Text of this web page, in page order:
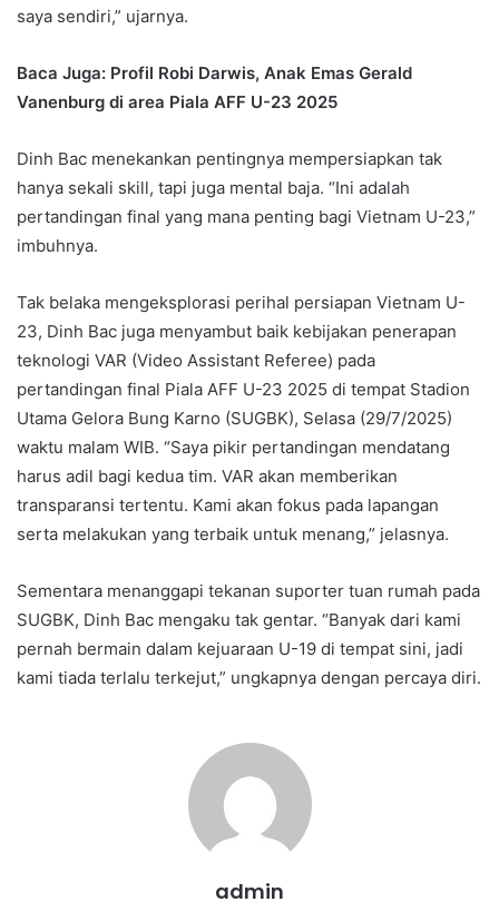
saya sendiri,” ujarnya.
Baca Juga: Profil Robi Darwis, Anak Emas Gerald
Vanenburg di area Piala AFF U-23 2025
Dinh Bac menekankan pentingnya mempersiapkan tak
hanya sekali skill, tapi juga mental baja. “Ini adalah
pertandingan final yang mana penting bagi Vietnam U-23,”
imbuhnya.
Tak belaka mengeksplorasi perihal persiapan Vietnam U-
23, Dinh Bac juga menyambut baik kebijakan penerapan
teknologi VAR (Video Assistant Referee) pada
pertandingan final Piala AFF U-23 2025 di tempat Stadion
Utama Gelora Bung Karno (SUGBK), Selasa (29/7/2025)
waktu malam WIB. “Saya pikir pertandingan mendatang
harus adil bagi kedua tim. VAR akan memberikan
transparansi tertentu. Kami akan fokus pada lapangan
serta melakukan yang terbaik untuk menang,” jelasnya.
Sementara menanggapi tekanan suporter tuan rumah pada
SUGBK, Dinh Bac mengaku tak gentar. “Banyak dari kami
pernah bermain dalam kejuaraan U-19 di tempat sini, jadi
kami tiada terlalu terkejut,” ungkapnya dengan percaya diri.
admin